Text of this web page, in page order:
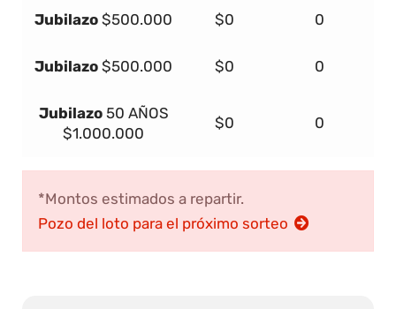
Jubilazo $500.000 $0 0
Jubilazo $500.000 $0 0
Jubilazo50 AÑOS
$1.000.000
$0 0
*Montos estimados a repartir.
Pozo del loto para el próximo sorteo